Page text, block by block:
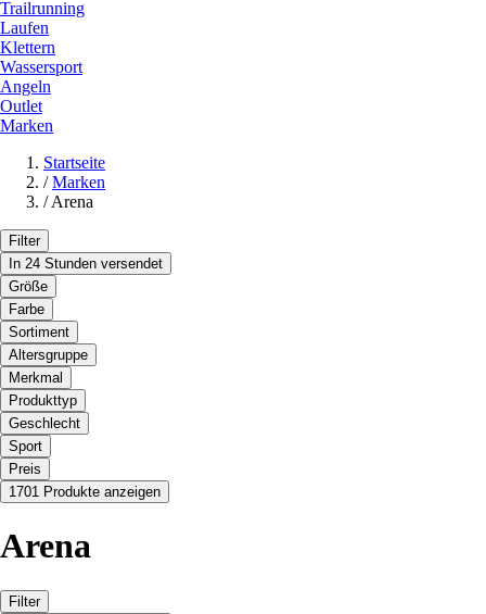
Trailrunning
Laufen
Klettern
Wassersport
Angeln
Outlet
Marken
Startseite
/ Marken
/ Arena
Filter
In 24 Stunden versendet
Größe
Farbe
Sortiment
Altersgruppe
Merkmal
Produkttyp
Geschlecht
Sport
Preis
1701 Produkte anzeigen
Arena
Filter